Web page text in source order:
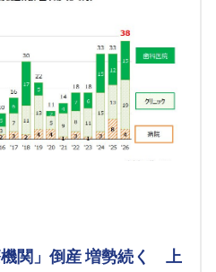
関」倒産 増勢続く 上